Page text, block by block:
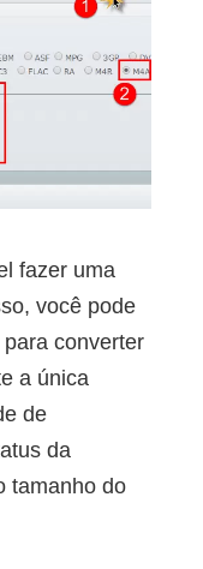
fazer uma
você pode
converter
a única
de
da
tamanho do